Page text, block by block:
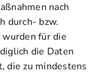
nach
durch- bzw.
für die
die Daten
die zu mindestens